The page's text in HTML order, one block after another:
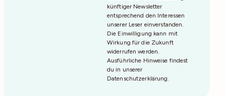
künftiger Newsletter
entsprechend den Interessen
unserer Leser einverstanden.
Die Einwilligung kann mit
Wirkung für die Zukunft
widerrufen werden.
Ausführliche Hinweise findest
du in unserer
Datenschutzerklärung